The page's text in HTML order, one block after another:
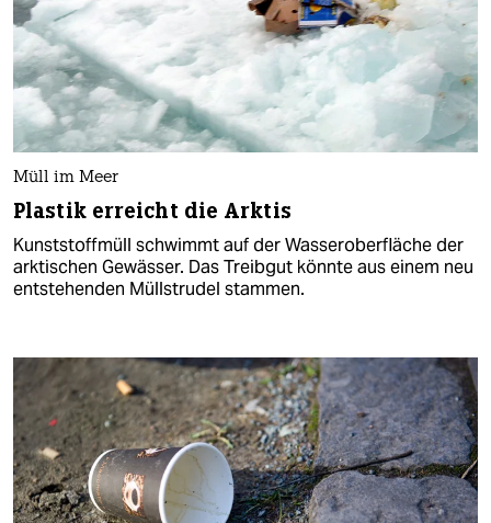
Müll im Meer
Plastik erreicht die Arktis
Kunststoffmüll schwimmt auf der Wasseroberfläche der
arktischen Gewässer. Das Treibgut könnte aus einem neu
entstehenden Müllstrudel stammen.